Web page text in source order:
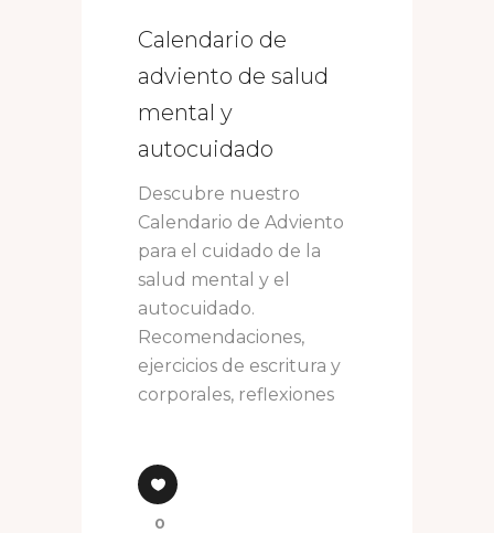
Calendario de
adviento de salud
mental y
autocuidado
Descubre nuestro
Calendario de Adviento
para el cuidado de la
salud mental y el
autocuidado.
Recomendaciones,
ejercicios de escritura y
corporales, reflexiones
0